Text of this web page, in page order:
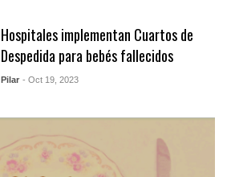
Hospitales implementan Cuartos de
Despedida para bebés fallecidos
Pilar - Oct 19, 2023